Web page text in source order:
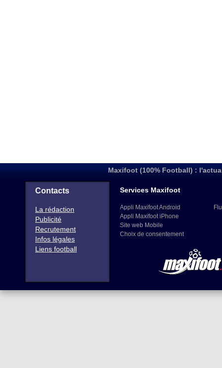
Maxifoot (100% Football) :
Contacts
La rédaction
Publicité
Recrutement
Infos légales
Liens football
Services Maxifoot
Appli Maxifoot Android
Appli Maxifoot iPhone
Site web Mobile
Choix de consentement